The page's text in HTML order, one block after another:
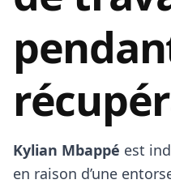
Kylian Mbappé est
en raison d’une